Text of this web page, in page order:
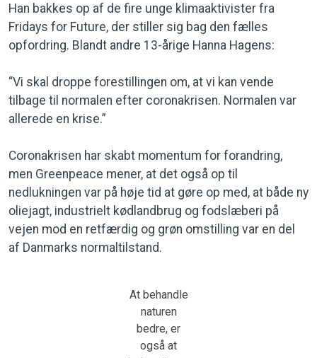
Han bakkes op af de fire unge klimaaktivister fra
Fridays for Future, der stiller sig bag den fælles
opfordring. Blandt andre 13-årige Hanna Hagens:
“Vi skal droppe forestillingen om, at vi kan vende
tilbage til normalen efter coronakrisen. Normalen var
allerede en krise.”
Coronakrisen har skabt momentum for forandring,
men Greenpeace mener, at det også op til
nedlukningen var på høje tid at gøre op med, at både ny
oliejagt, industrielt kødlandbrug og fodslæberi på
vejen mod en retfærdig og grøn omstilling var en del
af Danmarks normaltilstand.
At behandle
naturen
bedre, er
også at